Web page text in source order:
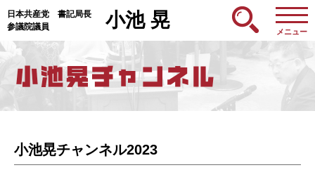
日本共産党 書記局長
参議院議員
小池 晃
メニュー
小池晃チャンネル2023